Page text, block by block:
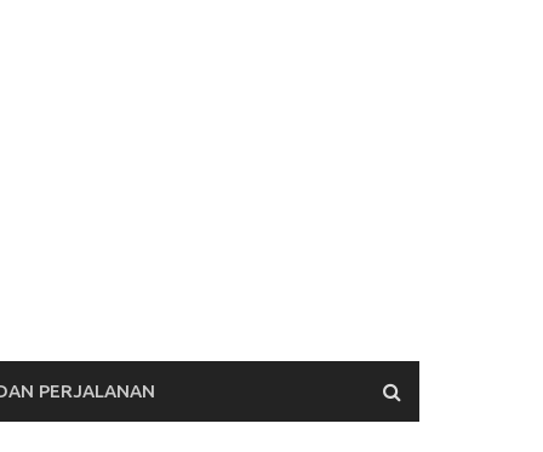
PERJALANAN